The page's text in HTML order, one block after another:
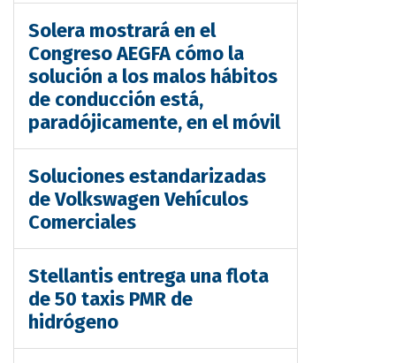
Solera mostrará en el
Congreso AEGFA cómo la
solución a los malos hábitos
de conducción está,
paradójicamente, en el móvil
Soluciones estandarizadas
de Volkswagen Vehículos
Comerciales
Stellantis entrega una flota
de 50 taxis PMR de
hidrógeno